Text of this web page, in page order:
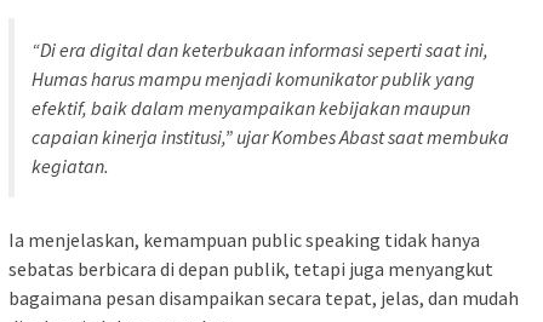
“Di era digital dan keterbukaan informasi seperti saat ini,
Humas harus mampu menjadi komunikator publik yang
efektif, baik dalam menyampaikan kebijakan maupun
capaian kinerja institusi,” ujar Kombes Abast saat membuka
kegiatan.
Ia menjelaskan, kemampuan public speaking tidak hanya
sebatas berbicara di depan publik, tetapi juga menyangkut
bagaimana pesan disampaikan secara tepat, jelas, dan mudah